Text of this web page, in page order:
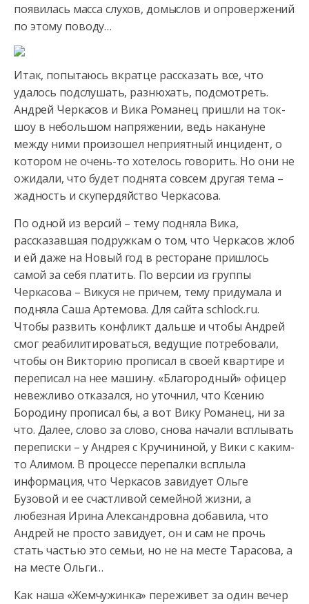
появилась масса слухов, домыслов и опровержений
по этому поводу…
Итак, попытаюсь вкратце рассказать все, что
удалось подслушать, разнюхать, подсмотреть.
Андрей Черкасов и Вика Романец пришли на ток-
шоу в небольшом напряжении, ведь накануне
между ними произошел неприятный инцидент, о
котором не очень-то хотелось говорить. Но они не
ожидали, что будет поднята совсем другая тема –
жадность и скупердяйство Черкасова.
По одной из версий – тему подняла Вика,
рассказавшая подружкам о том, что Черкасов жлоб
и ей даже на Новый год в ресторане пришлось
самой за себя платить. По версии из группы
Черкасова – Викуся не причем, тему придумала и
подняла Саша Артемова. Для сайта schlock.ru.
Чтобы развить конфликт дальше и чтобы Андрей
смог реабилитироваться, ведущие потребовали,
чтобы он Викторию прописал в своей квартире и
переписал на нее машину. «Благородный» офицер
невежливо отказался, но уточнил, что Ксению
Бородину прописал бы, а вот Вику Романец, ни за
что. Далее, слово за слово, снова начали всплывать
переписки – у Андрея с Кручининой, у Вики с каким-
то Алимом. В процессе перепалки всплыла
информация, что Черкасов завидует Ольге
Бузовой и ее счастливой семейной жизни, а
любезная Ирина Александровна добавила, что
Андрей не просто завидует, он и сам не прочь
стать частью это семьи, но не на месте Тарасова, а
на месте Ольги…
Как наша «Жемчужинка» переживет за один вечер